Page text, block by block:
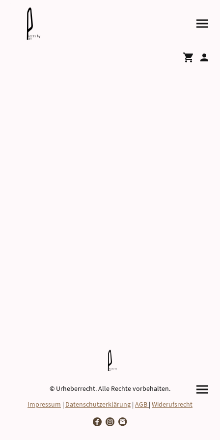
© Urheberrecht. Alle Rechte vorbehalten.
Impressum | Datenschutzerklärung | AGB | Widerufsrecht